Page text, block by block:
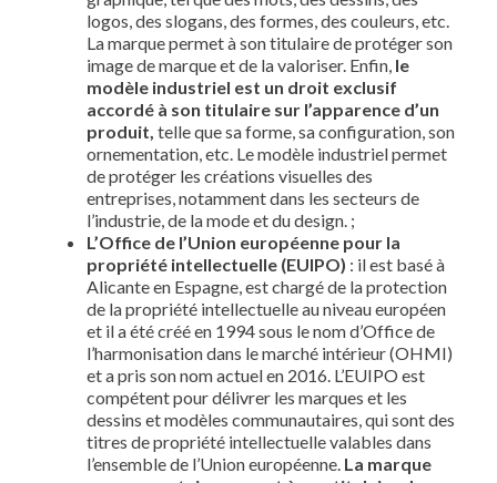
logos, des slogans, des formes, des couleurs, etc.
La marque permet à son titulaire de protéger son
image de marque et de la valoriser. Enfin, le
modèle industriel est un droit exclusif
accordé à son titulaire sur l’apparence d’un
produit, telle que sa forme, sa configuration, son
ornementation, etc. Le modèle industriel permet
de protéger les créations visuelles des
entreprises, notamment dans les secteurs de
l’industrie, de la mode et du design. ;
L’Office de l’Union européenne pour la
propriété intellectuelle (EUIPO) : il est basé à
Alicante en Espagne, est chargé de la protection
de la propriété intellectuelle au niveau européen
et il a été créé en 1994 sous le nom d’Office de
l’harmonisation dans le marché intérieur (OHMI)
et a pris son nom actuel en 2016. L’EUIPO est
compétent pour délivrer les marques et les
dessins et modèles communautaires, qui sont des
titres de propriété intellectuelle valables dans
l’ensemble de l’Union européenne. La marque